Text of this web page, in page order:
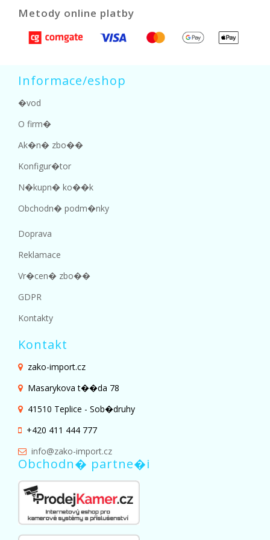
Metody online platby
Informace/eshop
�vod
O firm�
Ak�n� zbo��
Konfigur�tor
N�kupn� ko��k
Obchodn� podm�nky
Doprava
Reklamace
Vr�cen� zbo��
GDPR
Kontakty
Kontakt
zako-import.cz
Masarykova t��da 78
41510 Teplice - Sob�druhy
+420 411 444 777
info@zako-import.cz
Obchodn� partne�i